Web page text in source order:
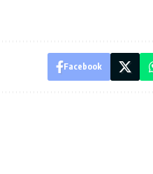
Facebook